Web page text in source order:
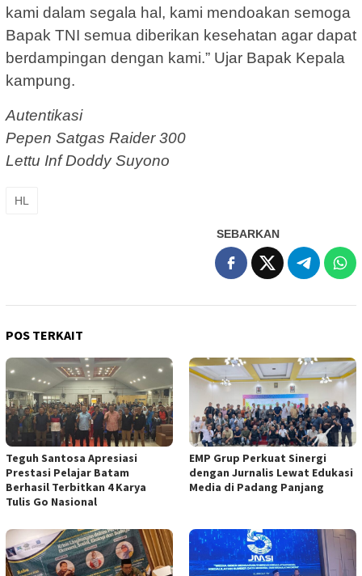
kami dalam segala hal, kami mendoakan semoga
Bapak TNI semua diberikan kesehatan agar dapat
berdampingan dengan kami.” Ujar Bapak Kepala
kampung.
Autentikasi
Pepen Satgas Raider 300
Lettu Inf Doddy Suyono
HL
SEBARKAN
POS TERKAIT
Teguh Santosa Apresiasi
Prestasi Pelajar Batam
Berhasil Terbitkan 4 Karya
Tulis Go Nasional
EMP Grup Perkuat Sinergi
dengan Jurnalis Lewat Edukasi
Media di Padang Panjang